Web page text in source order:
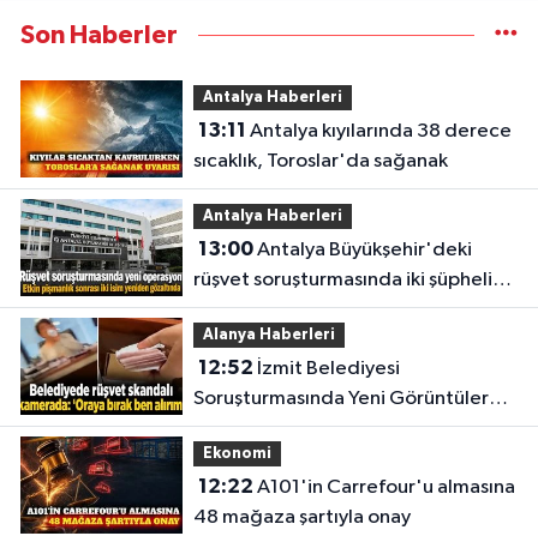
Son Haberler
Antalya Haberleri
13:11
sıcaklık, Toroslar'da sağanak
Antalya Haberleri
13:00Antalya Büyükşehir'deki
rüşvet soruşturmasında iki şüpheli
yeniden gözaltına alındı
Alanya Haberleri
12:52
Soruşturmasında Yeni Görüntüler
Dosyaya Girdi
Ekonomi
12:22
48 mağaza şartıyla onay